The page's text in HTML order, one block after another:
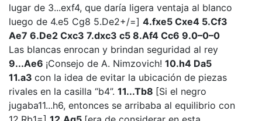
lugar de 3...exf4, que daría ligera ventaja al blanco
luego de 4.e5 Cg8 5.De2+/=] 4.fxe5 Cxe4 5.Cf3
Ae7 6.De2 Cxc3 7.dxc3 c5 8.Af4 Cc6 9.0–0–0
Las blancas enrocan y brindan seguridad al rey
9...Ae6 ¡Consejo de A. Nimzovich! 10.h4 Da5
11.a3 con la idea de evitar la ubicación de piezas
rivales en la casilla “b4”. 11...Tb8 [Si el negro
jugaba11...h6, entonces se arribaba al equilibrio con